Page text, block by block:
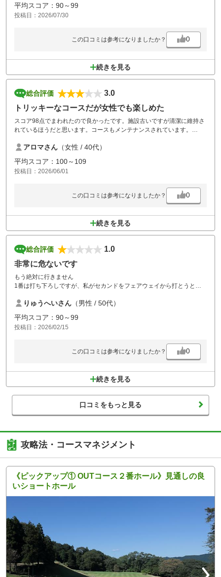
平均スコア：90～99
投稿日：2026/07/30
この口コミは参考になりましたか？ 0
続きを見る
総合評価
3.0
トリッキーなコースだが女性でも楽しめた
スコア98点でまわれたので良かったです。施設古いですが清潔に維持さ
れているほうだと思います。コースもメンテナンスされています。
サニタリーBOXなので複雑な気持ちになりました、カートのゴミ箱とし
て適切なのか確認よろしくお願いします。
アロマさん （女性 / 40代）
平均スコア：100～109
投稿日：2026/06/01
この口コミは参考になりましたか？ 0
続きを見る
総合評価
1.0
非常に危ないです
もう絶対に行きません
1番は打ち下ろしですが、私がセカンドをフェアウェイから打とうとし
にドンっとボールが。マーシャルが「すみませーん」
「はっ？！」、いや、どう言うこと？？
こんな恐怖を味わうゴルフ場はありません。
他のホールでも、同伴者の横にドンっと。
隣のコースからガンガンボールが飛んできます(私の場合は同じホールの
す。そう言う方はご自身でラウンドする前によく考えてもらいたい(私の
場合はマーシャルの責任ですが)。
りゅうへいさん （男性 / 50代）
平均スコア：90～99
投稿日：2026/02/15
この口コミは参考になりましたか？ 0
続きを見る
口コミをもっと見る
攻略法・コースマネジメント
《ピックアップ① OUTコース２番ホール》見通しの良
いショートホール